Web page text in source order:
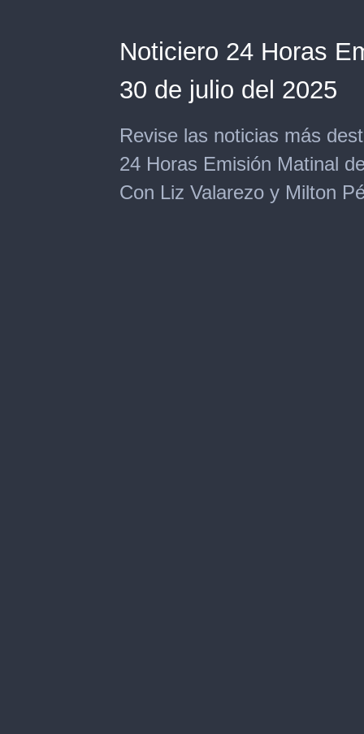
Noticiero 24 Horas
30 de julio del 2025
Revise las noticias más
24 Horas Emisión Matinal
Con Liz Valarezo y Milton